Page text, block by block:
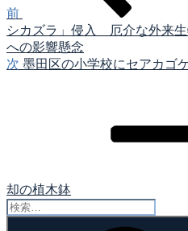
ゲ
ー
シ
前
シカズラ」侵入 厄介な外来
への影響懸念
次
次 墨田区の小学校にセアカゴ
却の植木鉢
検